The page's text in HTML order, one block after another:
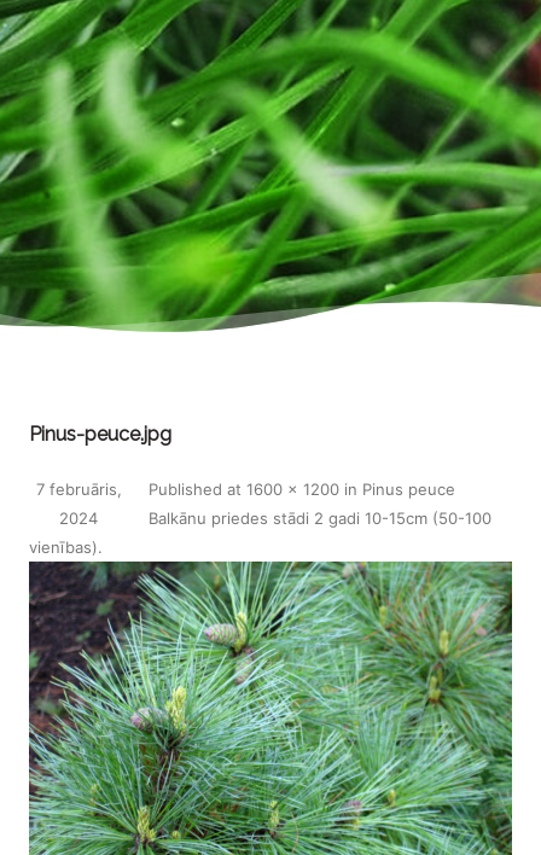
Pinus-peuce.jpg
Published
7 februāris,
2024
at 1600 × 1200 in Pinus peuce
Balkānu priedes stādi 2 gadi 10-15cm (50-100
vienības).